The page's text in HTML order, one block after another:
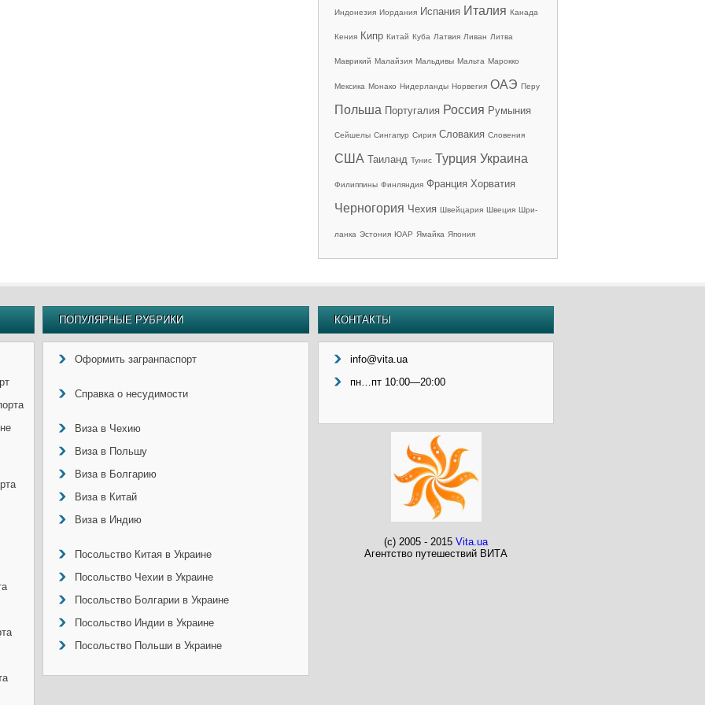
Индонезия Иордания Испания Италия Канада
Кения Кипр Китай Куба Латвия Ливан Литва
Маврикий Малайзия Мальдивы Мальта Марокко
Мексика Монако Нидерланды Норвегия ОАЭ Перу
Польша Португалия Россия Румыния
Сейшелы Сингапур Сирия Словакия Словения
США Таиланд Тунис Турция Украина
Филиппины Финляндия Франция Хорватия
Черногория Чехия Швейцария Швеция Шри-
ланка Эстония ЮАР Ямайка Япония
ПОПУЛЯРНЫЕ РУБРИКИ
Оформить загранпаспорт
Справка о несудимости
Виза в Чехию
Виза в Польшу
Виза в Болгарию
Виза в Китай
Виза в Индию
Посольство Китая в Украине
Посольство Чехии в Украине
Посольство Болгарии в Украине
Посольство Индии в Украине
Посольство Польши в Украине
КОНТАКТЫ
info@vita.ua
пн…пт 10:00—20:00
(c) 2005 - 2015 Vita.ua
Агентство путешествий ВИТА